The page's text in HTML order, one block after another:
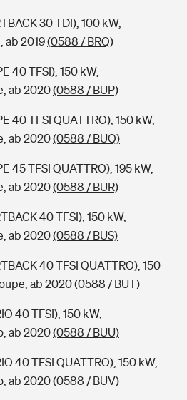
30 TDI), 100 kW,
ab 2019(0588 / BRQ)
40 TFSI), 150 kW,
ab 2020(0588 / BUP)
40 TFSI QUATTRO), 150 kW,
ab 2020(0588 / BUQ)
45 TFSI QUATTRO), 195 kW,
ab 2020(0588 / BUR)
40 TFSI), 150 kW,
ab 2020(0588 / BUS)
40 TFSI QUATTRO), 150
ab 2020(0588 / BUT)
40 TFSI), 150 kW,
ab 2020(0588 / BUU)
40 TFSI QUATTRO), 150 kW,
ab 2020(0588 / BUV)